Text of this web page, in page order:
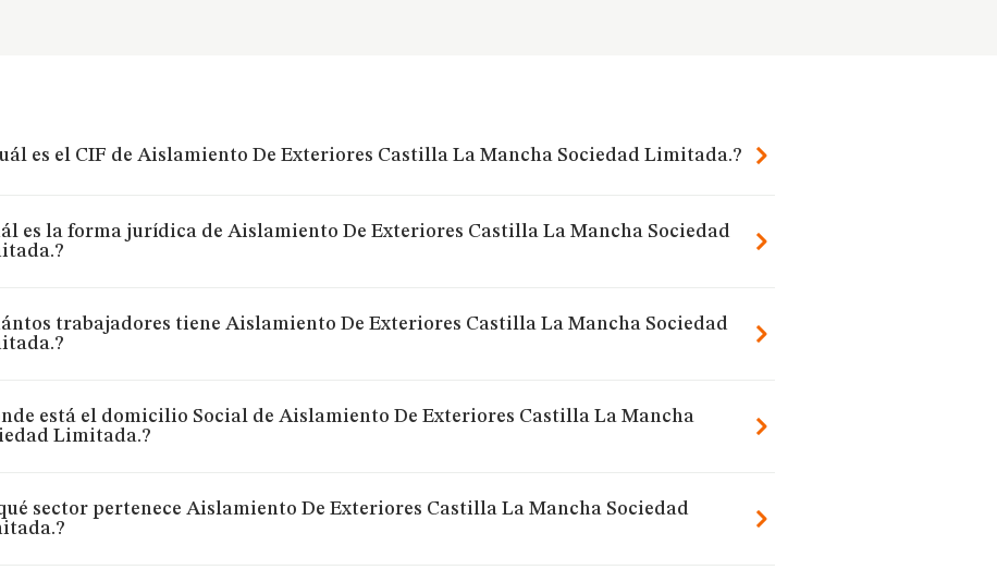
es el CIF de Aislamiento De Exteriores Castilla La Mancha Sociedad Limitada.?
es la forma jurídica de Aislamiento De Exteriores Castilla La Mancha Sociedad
trabajadores tiene Aislamiento De Exteriores Castilla La Mancha Sociedad
está el domicilio Social de Aislamiento De Exteriores Castilla La Mancha
Limitada.?
sector pertenece Aislamiento De Exteriores Castilla La Mancha Sociedad